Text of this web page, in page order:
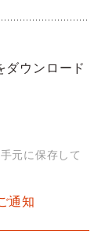
ダウンロード
元に保存して
通知